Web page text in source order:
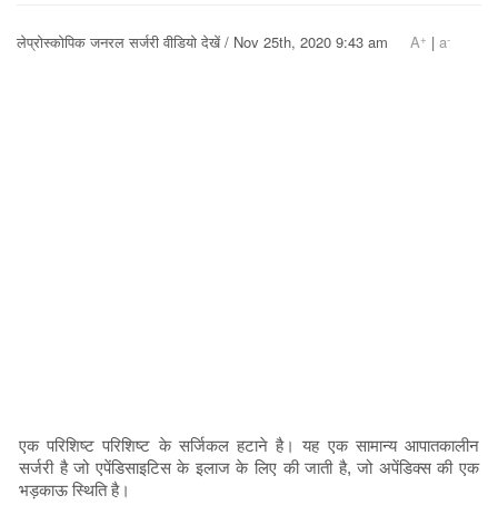
लेप्रोस्कोपिक जनरल सर्जरी वीडियो देखें / Nov 25th, 2020 9:43 am A+ | a-
एक परिशिष्ट परिशिष्ट के सर्जिकल हटाने है। यह एक सामान्य आपातकालीन
सर्जरी है जो एपेंडिसाइटिस के इलाज के लिए की जाती है, जो अपेंडिक्स की एक
भड़काऊ स्थिति है।